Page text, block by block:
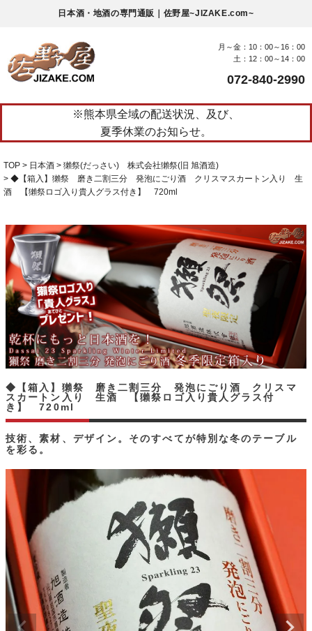
日本酒・地酒の専門通販｜佐野屋~JIZAKE.com~
月～金：10：00～16：00
土：12：00～14：00
072-840-2990
※熊本県全域の配送状況、及び、
夏季休業のお知らせ。
TOP 日本酒
獺祭(だっさい) 株式会社獺祭(旧 旭酒造)
◆【箱入】獺祭 磨き二割三分 発泡にごり酒 クリスマスカートン入り 生
酒 【獺祭ロゴ入り貴人グラス付き】 720ml
技術、素材、デザイン。そのすべてが特別な冬のテーブル
を彩る。
◆【箱入】獺祭 磨き二割三分 発泡にごり酒 クリスマ
スカートン入り 生酒 【獺祭ロゴ入り貴人グラス付
き】 720ml